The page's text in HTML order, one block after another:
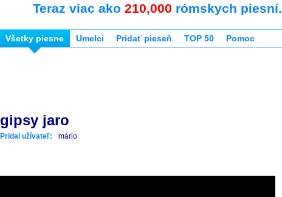
Teraz viac ako 210,000 rómskych piesní.
Všetky piesne Umelci Pridať pieseň TOP 50 Pomoc
gipsy jaro
Pridal užívateľ: mário